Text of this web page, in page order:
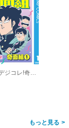
組推しデジコレ!奇面組
>